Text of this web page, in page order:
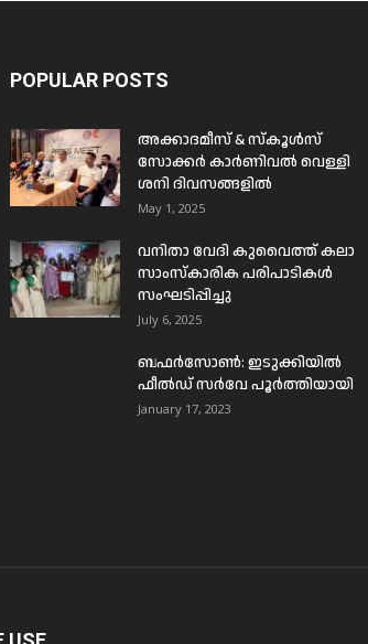
POPULAR POSTS
അക്കാദമീസ് & സ്കൂൾസ്
സോക്കർ കാർണിവൽ വെള്ളി
ശനി ദിവസങ്ങളിൽ
May 1, 2025
വനിതാ വേദി കുവൈത്ത് കലാ
സാംസ്കാരിക പരിപാടികൾ
സംഘടിപ്പിച്ചു
July 6, 2025
ബഫര്‍സോണ്‍: ഇടുക്കിയില്‍
ഫീല്‍ഡ് സര്‍വേ പൂര്‍ത്തിയായി
January 17, 2023